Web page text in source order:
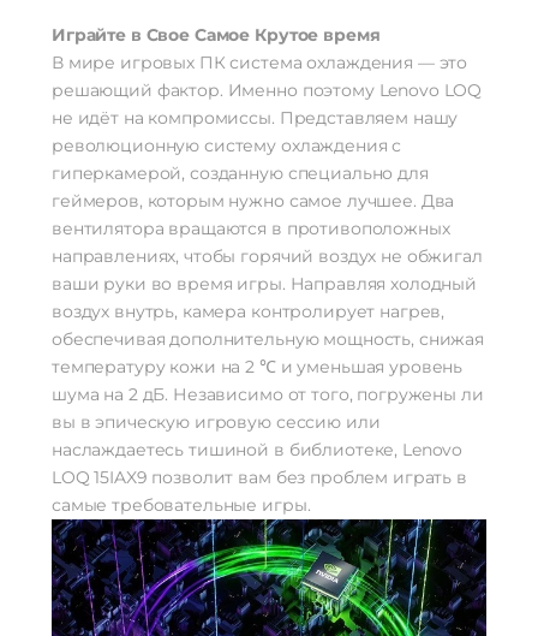
Играйте в Свое Самое Крутое время
В мире игровых ПК система охлаждения — это
решающий фактор. Именно поэтому Lenovo LOQ
не идёт на компромиссы. Представляем нашу
революционную систему охлаждения с
гиперкамерой, созданную специально для
геймеров, которым нужно самое лучшее. Два
вентилятора вращаются в противоположных
направлениях, чтобы горячий воздух не обжигал
ваши руки во время игры. Направляя холодный
воздух внутрь, камера контролирует нагрев,
обеспечивая дополнительную мощность, снижая
температуру кожи на 2 ℃ и уменьшая уровень
шума на 2 дБ. Независимо от того, погружены ли
вы в эпическую игровую сессию или
наслаждаетесь тишиной в библиотеке, Lenovo
LOQ 15IAX9 позволит вам без проблем играть в
самые требовательные игры.